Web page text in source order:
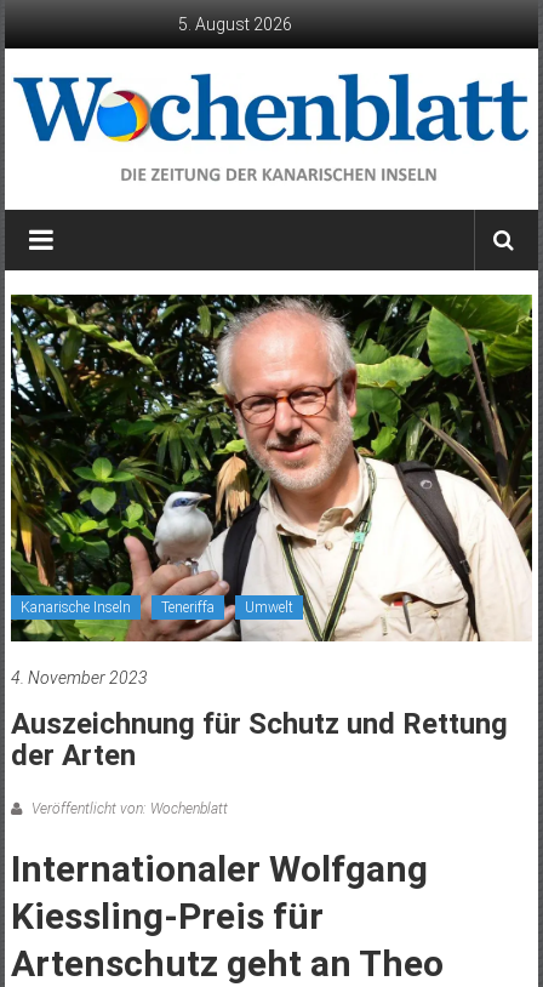
5. August 2026
Wochenblatt
die
der
Kanarischen
Inseln
Kanarische Inseln Teneriffa Umwelt
4. November 2023
Auszeichnung für Schutz und Rettung
der Arten
Veröffentlicht von: Wochenblatt
Internationaler Wolfgang
Kiessling-Preis für
Artenschutz geht an Theo